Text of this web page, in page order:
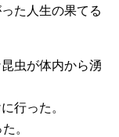
た人生の果てる
虫が体内から湧
行った。
。